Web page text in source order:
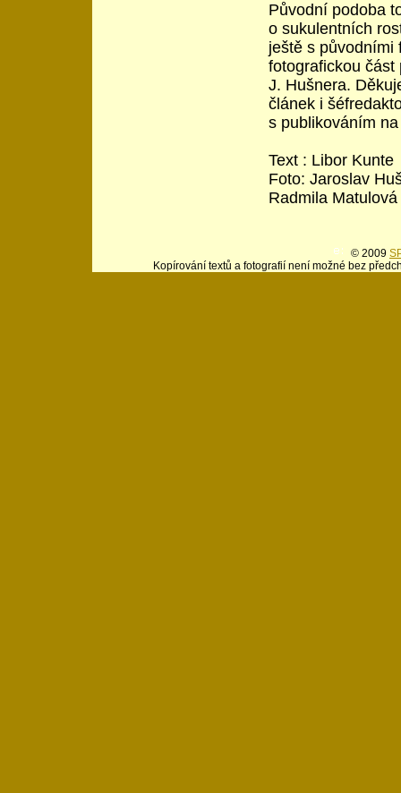
Původní podoba
o sukulentních
ještě s původními
fotografickou
J. Hušnera.
článek i
s publikováním
Text : Libor Kunte
Foto: Jaroslav
Radmila Matulová
© 2009
Kopírování textů a fotografií není možné bez